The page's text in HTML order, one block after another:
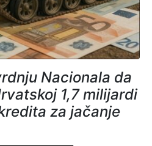
Nacionala da
1,7 milijardi
za jačanje